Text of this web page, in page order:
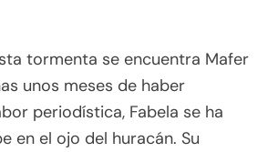
tormenta se encuentra Mafer
unos meses de haber
periodística, Fabela se ha
en el ojo del huracán. Su